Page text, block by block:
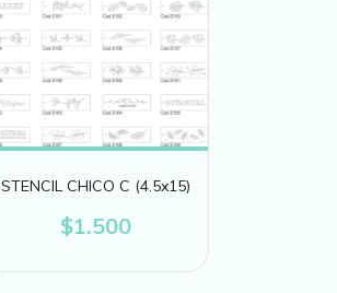
STENCIL CHICO C (4.5x15)
$1.500